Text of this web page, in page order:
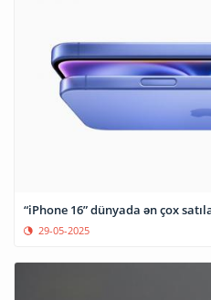
“iPhone 16” dünyada ən çox
29-05-2025